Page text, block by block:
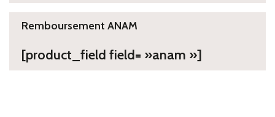
Remboursement ANAM
[product_field field= »anam »]